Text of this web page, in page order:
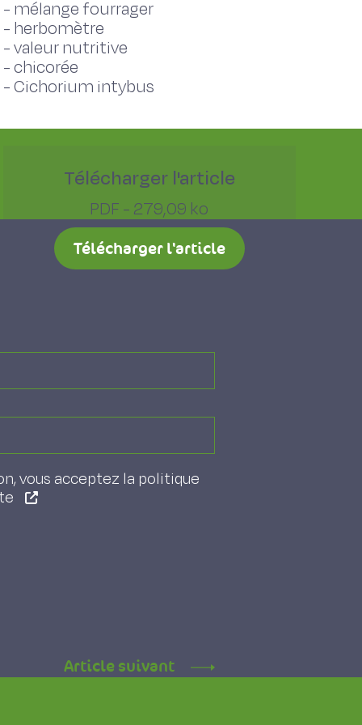
- mélange fourrager
- herbomètre
-valeur nutritive
-chicorée
-Cichorium intybus
Télécharger l'article
PDF - 279,09 ko
Télécharger l'article
Article suivant
vous acceptez la politique